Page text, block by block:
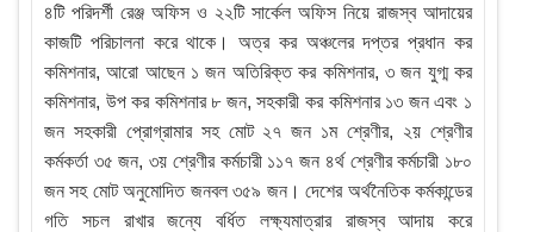
৪টি পরিদর্শী রেঞ্জ অফিস ও ২২টি সার্কেল অফিস নিয়ে রাজস্ব আদায়ের
কাজটি পরিচালনা করে থাকে। অত্র কর অঞ্চলের দপ্তর প্রধান কর
কমিশনার, আরো আছেন ১ জন অতিরিক্ত কর কমিশনার, ৩ জন যুগ্ম কর
কমিশনার, উপ কর কমিশনার ৮ জন, সহকারী কর কমিশনার ১৩ জন এবং ১
জন সহকারী প্রোগ্রামার সহ মোট ২৭ জন ১ম শ্রেণীর, ২য় শ্রেণীর
কর্মকর্তা ৩৫ জন, ৩য় শ্রেণীর কর্মচারী ১১৭ জন ৪র্থ শ্রেণীর কর্মচারী ১৮০
জন সহ মোট অনুমোদিত জনবল ৩৫৯ জন। দেশের অর্থনৈতিক কর্মকান্ডের
গতি সচল রাখার জন্যে বর্ধিত লক্ষ্যমাত্রার রাজস্ব আদায় করে